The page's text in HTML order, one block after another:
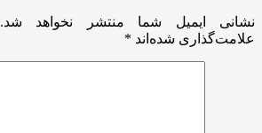
نشانی ایمیل شما منتشر نخواهد شد.
علامت‌گذاری شده‌اند *